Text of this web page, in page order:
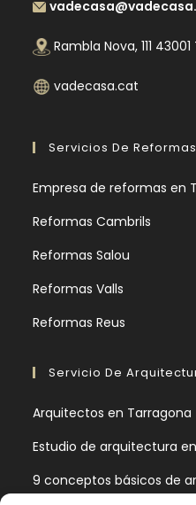
Rambla Nova, 111
vadecasa.cat
Servicios De
Empresa de reformas en
Reformas Cambrils
Reformas Salou
Reformas Valls
Reformas Reus
Servicio De
Arquitectos en Tarragona
Estudio de arquitectura
9 conceptos básicos de